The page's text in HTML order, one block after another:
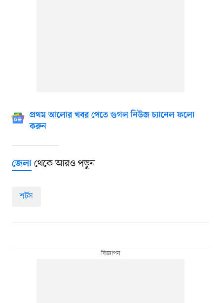
প্রথম আলোর খবর পেতে গুগল নিউজ চ্যানেল ফলো
করুন
জেলাথেকে আরও পড়ুন
শর্টস